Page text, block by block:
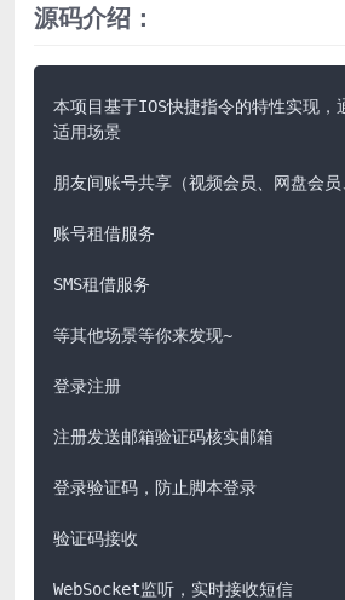
源码介绍：
本项目基于IOS快捷指令的特性实现
适用场景
朋友间账号共享（视频会员、网盘会员
账号租借服务
SMS租借服务
等其他场景等你来发现~
登录注册
注册发送邮箱验证码核实邮箱
登录验证码，防止脚本登录
验证码接收
WebSocket监听，实时接收短信